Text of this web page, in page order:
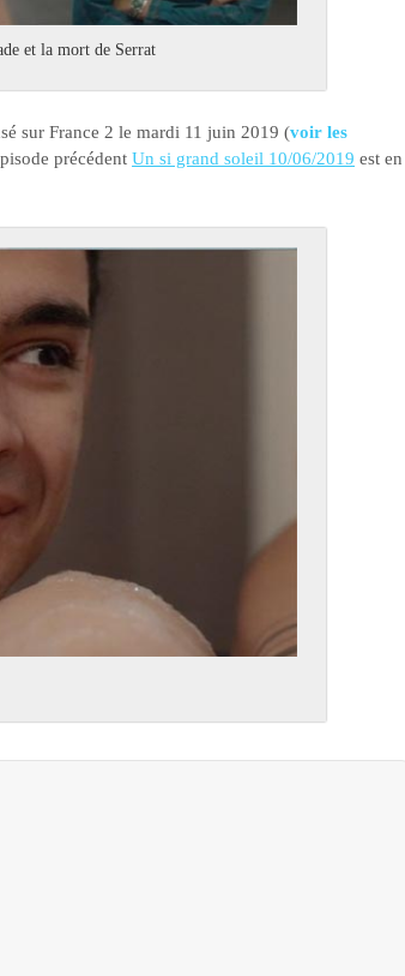
et la mort de Serrat
sur France 2 le mardi 11 juin 2019 (voir les
précédent Un si grand soleil 10/06/2019 est en